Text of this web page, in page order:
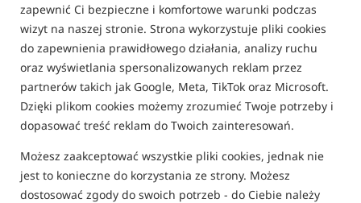
zapewnić Ci bezpieczne i komfortowe warunki podczas
wizyt na naszej stronie. Strona wykorzystuje pliki cookies
do zapewnienia prawidłowego działania, analizy ruchu
oraz wyświetlania spersonalizowanych reklam przez
partnerów takich jak Google, Meta, TikTok oraz Microsoft.
Dzięki plikom cookies możemy zrozumieć Twoje potrzeby i
dopasować treść reklam do Twoich zainteresowań.
Możesz zaakceptować wszystkie pliki cookies, jednak nie
jest to konieczne do korzystania ze strony. Możesz
dostosować zgody do swoich potrzeb - do Ciebie należy
HAKI KARPIOWE
Promocja